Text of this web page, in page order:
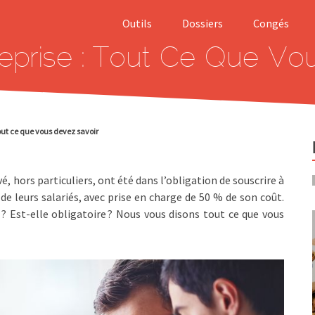
Outils
Salaire brut net
de licenciement
Calculer son
allocation
chômage (ARE)
Modèles Lettre
Dossiers
Smic
source
Harcèlement
travail
Chèque emploi
Service (CESU)
Prime
Congés
: Tout Ce Que
ce que vous devez savoir
hors particuliers, ont été dans l’obligation de souscrire à
leurs salariés, avec prise en charge de 50 % de son coût.
Est-elle obligatoire ? Nous vous disons tout ce que vous